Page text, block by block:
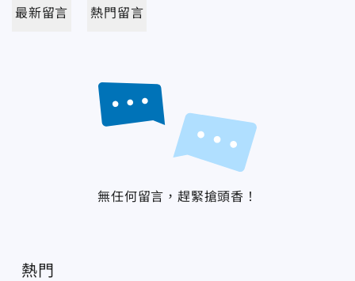
最新留言 熱門留言
無任何留言，趕緊搶頭香！
熱門